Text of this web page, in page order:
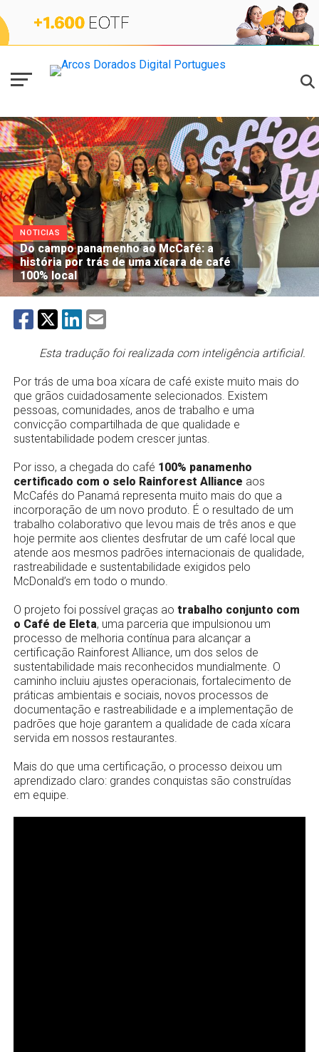
NOTICIAS
Do campo panamenho ao McCafé: a
história por trás de uma xícara de café
100% local
Esta tradução foi realizada com inteligência artificial.
Por trás de uma boa xícara de café existe muito mais do
que grãos cuidadosamente selecionados. Existem
pessoas, comunidades, anos de trabalho e uma
convicção compartilhada de que qualidade e
sustentabilidade podem crescer juntas.
Por isso, a chegada do café 100% panamenho
certificado com o selo Rainforest Alliance aos
McCafés do Panamá representa muito mais do que a
incorporação de um novo produto. É o resultado de um
trabalho colaborativo que levou mais de três anos e que
hoje permite aos clientes desfrutar de um café local que
atende aos mesmos padrões internacionais de qualidade,
rastreabilidade e sustentabilidade exigidos pelo
McDonald’s em todo o mundo.
O projeto foi possível graças ao trabalho conjunto com
o Café de Eleta, uma parceria que impulsionou um
processo de melhoria contínua para alcançar a
certificação Rainforest Alliance, um dos selos de
sustentabilidade mais reconhecidos mundialmente. O
caminho incluiu ajustes operacionais, fortalecimento de
práticas ambientais e sociais, novos processos de
documentação e rastreabilidade e a implementação de
padrões que hoje garantem a qualidade de cada xícara
servida em nossos restaurantes.
Mais do que uma certificação, o processo deixou um
aprendizado claro: grandes conquistas são construídas
em equipe.